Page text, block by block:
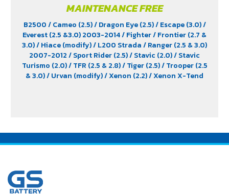
MAINTENANCE FREE
B2500/ Cameo (2.5)/ Dragon Eye (2.5)/ Escape (3.0)/
Everest (2.5 &3.0) 2003-2014/ Fighter/ Frontier (2.7 &
3.0)/ Hiace (modify)/ L200 Strada/ Ranger (2.5 & 3.0)
2007-2012/ Sport Rider (2.5)/ Stavic (2.0)/ Stavic
Turismo (2.0)/ TFR (2.5 & 2.8)/ Tiger (2.5)/ Trooper (2.5
& 3.0)/ Urvan (modify)/ Xenon (2.2)/ Xenon X-Tend